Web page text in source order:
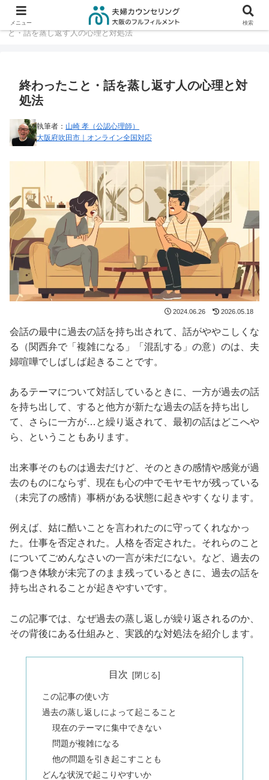
大阪の夫婦カウンセリング TOP コラム
終わったこ
と・話を蒸し返す人の心理と対処法
終わったこと・話を蒸し返す人の心理と対
処法
執筆者： 山崎 孝（公認心理師）
大阪府吹田市｜オンライン全国対応
2024.06.26 2026.05.18
会話の最中に過去の話を持ち出されて、話がややこしくな
る（関西弁で「複雑になる」「混乱する」の意）のは、夫
婦喧嘩でしばしば起きることです。
あるテーマについて対話しているときに、一方が過去の話
を持ち出して、すると他方が新たな過去の話を持ち出し
て、さらに一方が…と繰り返されて、最初の話はどこへや
ら、ということもあります。
出来事そのものは過去だけど、そのときの感情や感覚が過
去のものにならず、現在も心の中でモヤモヤが残っている
（未完了の感情）事柄がある状態に起きやすくなります。
例えば、姑に酷いことを言われたのに守ってくれなかっ
た。仕事を否定された。人格を否定された。それらのこと
についてごめんなさいの一言が未だにない。など、過去の
傷つき体験が未完了のまま残っているときに、過去の話を
持ち出されることが起きやすいです。
この記事では、なぜ過去の蒸し返しが繰り返されるのか、
その背後にある仕組みと、実践的な対処法を紹介します。
目次
この記事の使い方
過去の蒸し返しによって起こること
現在のテーマに集中できない
問題が複雑になる
他の問題を引き起こすことも
どんな状況で起こりやすいか
メニュー 検索